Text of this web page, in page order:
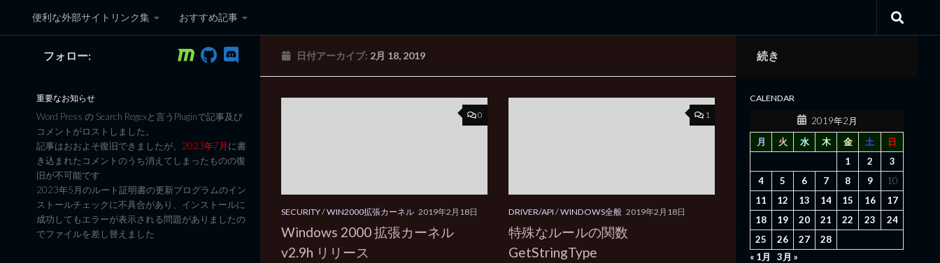
コンテンツへスキップ
便利な外部サイトリンク集 おすすめ記事
黒翼猫のコンピュータ日記 3rd Edition
日付アーカイブ: 2月 18, 2019
0
SECURITY/WIN2000拡張カーネル 2019年2月18日
Windows 2000 拡張カーネル
v2.9h リリース
1
DRIVER/API /WINDOWS全般 2019年2月18日
特殊なルールの関数
GetStringType
フォロー:
重要なお知らせ
Word Press の Search Regexと言うPluginで記事及び
コメントがロストしました。
記事はおおよそ復旧できましたが、 2023年7月に書
き込まれたコメントのうち消えてしまったものの復
旧が不可能です
2023年5月のルート証明書の更新プログラムのイン
ストールチェックに不具合があり、インストールに
成功してもエラーが表示される問題がありましたの
でファイルを差し替えました
続き
CALENDAR
2019年2月
月
火 水 木 金 土
日
1
2
3
4
5 6 7 8 9
10
11
12 13 14 15 16
17
18
19 20 21 22 23
24
25
26 27
28
« 1月
3月 »